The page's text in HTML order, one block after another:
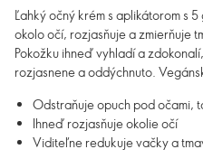
Ľahký očný krém s aplikátorom s
okolo očí, rozjasňuje a zmierňuje
Pokožku ihneď vyhladí a
rozjasnene a oddýchnuto.
Odstraňuje opuch pod očami,
Ihneď rozjasňuje okolie očí
Viditeľne redukuje vačky a